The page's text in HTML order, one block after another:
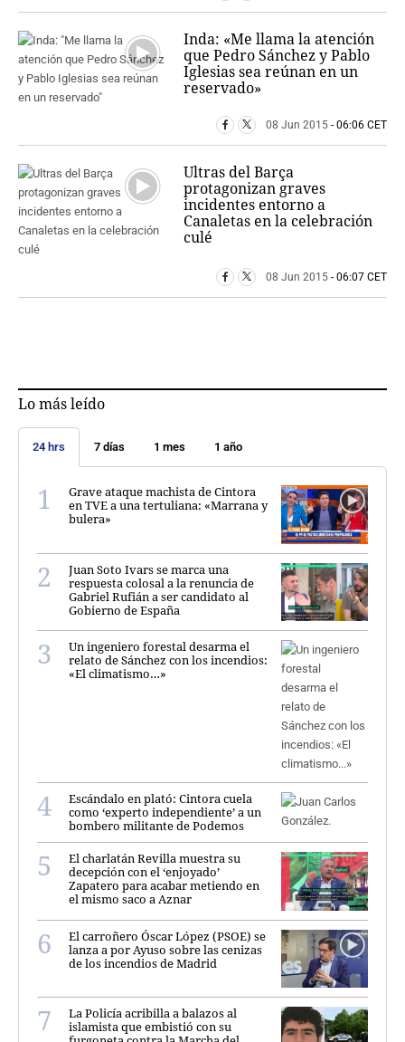
Inda: «Me llama la atención
que Pedro Sánchez y Pablo
Iglesias sea reúnan en un
reservado»
08 Jun 2015 - 06:06 CET
Ultras del Barça
protagonizan graves
incidentes entorno a
Canaletas en la celebración
culé
08 Jun 2015 - 06:07 CET
Lo más leído
24 hrs 7 días 1 mes 1 año
Grave ataque machista de Cintora
en TVE a una tertuliana: «Marrana y
bulera»
Juan Soto Ivars se marca una
respuesta colosal a la renuncia de
Gabriel Rufián a ser candidato al
Gobierno de España
Un ingeniero forestal desarma el
relato de Sánchez con los incendios:
«El climatismo…»
Escándalo en plató: Cintora cuela
como ‘experto independiente’ a un
bombero militante de Podemos
El charlatán Revilla muestra su
decepción con el ‘enjoyado’
Zapatero para acabar metiendo en
el mismo saco a Aznar
El carroñero Óscar López (PSOE) se
lanza a por Ayuso sobre las cenizas
de los incendios de Madrid
La Policía acribilla a balazos al
islamista que embistió con su